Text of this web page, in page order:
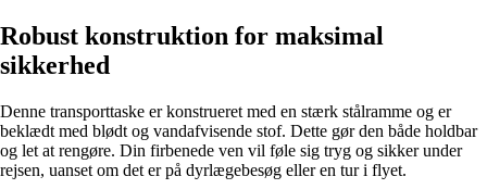
Robust konstruktion for maksimal
sikkerhed
Denne transporttaske er konstrueret med en stærk stålramme og er
beklædt med blødt og vandafvisende stof. Dette gør den både holdbar
og let at rengøre. Din firbenede ven vil føle sig tryg og sikker under
rejsen, uanset om det er på dyrlægebesøg eller en tur i flyet.